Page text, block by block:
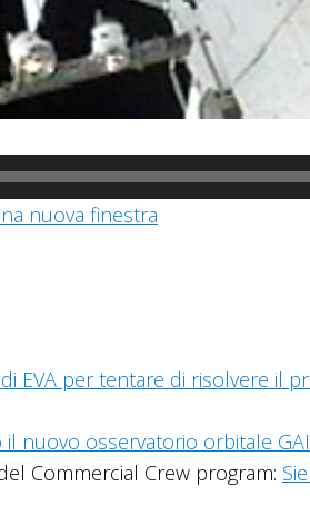
nuova finestra
di EVA per tentare di risolvere il
il nuovo osservatorio orbitale
Commercial Crew program: